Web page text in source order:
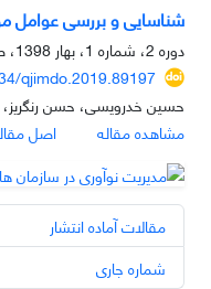
شناسایی و بررسی عوامل
دوره 2، شماره 1، بهار 1398، صفحه
qjimdo.2019.89197
حسین خدرویسی، حسن
مشاهده مقاله
اصل
مقالات آماده انتشار
شماره جاری